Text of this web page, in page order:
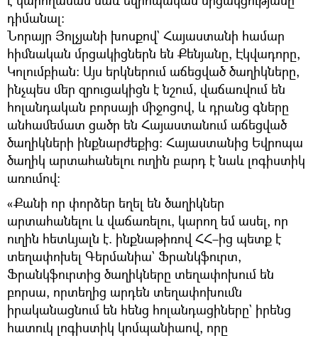
դիմանալ։
Նորայր Յոլչյանի խոսքով` Հայաստանի համար
հիմնական մրցակիցներն են Քենյանը, Էկվադորը,
Կոլումբիան։ Այս երկներում աճեցված ծաղիկները,
ինչպես մեր զրուցակիցն է նշում, վաճառվում են
հոլանդական բորսայի միջոցով, և դրանց գները
անհամեմատ ցածր են Հայաստանում աճեցված
ծաղիկների ինքնարժեքից։ Հայաստանից Եվրոպա
ծաղիկ արտահանելու ուղին բարդ է նաև լոգիստիկ
առումով։
«Քանի որ փորձեր եղել են ծաղիկներ
արտահանելու և վաճառելու, կարող եմ ասել, որ
ուղին հետևյալն է. ինքնաթիռով ՀՀ–ից պետք է
տեղափոխել Գերմանիա` Ֆրանկֆուրտ,
Ֆրանկֆուրտից ծաղիկները տեղափոխում են
բորսա, որտեղից արդեն տեղափոխումն
իրականացնում են հենց հոլանդացիները` իրենց
հատուկ լոգիստիկ կոմպանիաով, որը